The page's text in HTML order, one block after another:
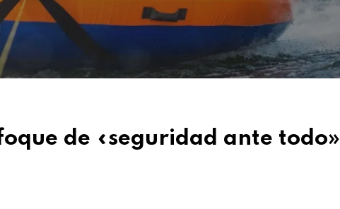
de «seguridad ante todo»